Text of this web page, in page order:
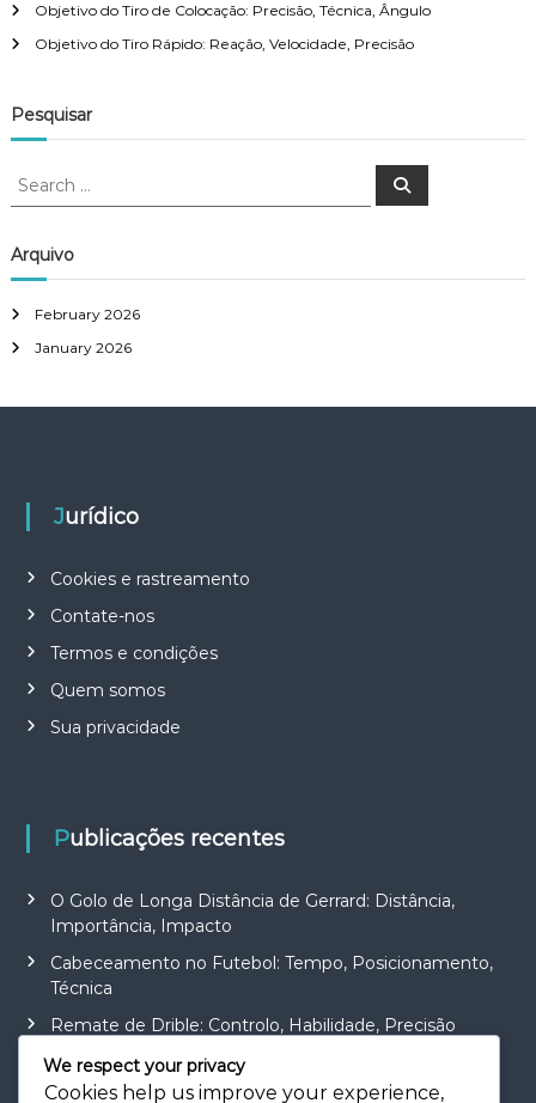
Objetivo do Tiro de Colocação: Precisão, Técnica, Ângulo
Objetivo do Tiro Rápido: Reação, Velocidade, Precisão
Pesquisar
S
r
c
f
o
S
Arquivo
February 2026
January 2026
Jurídico
Cookies e rastreamento
Contate-nos
Termos e condições
Quem somos
Sua privacidade
Publicações recentes
O Golo de Longa Distância de Gerrard: Distância,
Importância, Impacto
Cabeceamento no Futebol: Tempo, Posicionamento,
Técnica
Remate de Drible: Controlo, Habilidade, Precisão
Objetivo do Tiro de Colocação: Precisão, Técnica,
Ângulo
We respect your privacy
Cookies help us improve your experience,